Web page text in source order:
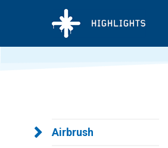
Airbrush